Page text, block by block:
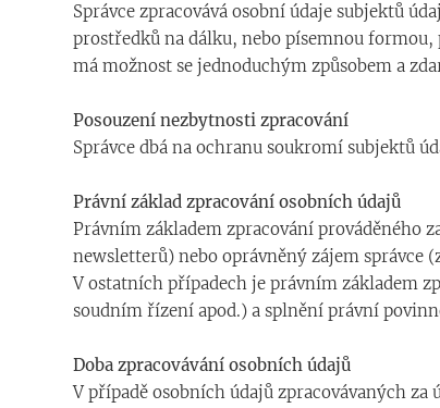
Správce zpracovává osobní údaje subjektů
prostředků na dálku, nebo písemnou
má možnost se jednoduchým způsobem a
Posouzení nezbytnosti zpracování
Správce dbá na ochranu soukromí subjektů
Právní základ zpracování osobních údajů
Právním základem zpracování prováděného
newsletterů) nebo oprávněný zájem správce
V ostatních případech je právním základem
soudním řízení apod.) a splnění právní
Doba zpracovávání osobních údajů
V případě osobních údajů zpracovávaných